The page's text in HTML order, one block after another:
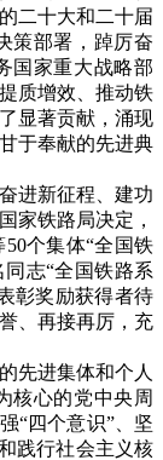
二十大和二十届
策部署，踔厉奋
国家重大战略部
质增效、推动铁
显著贡献，涌现
于奉献的先进典
进新征程、建功
家铁路局决定，
个集体“全国铁
志“全国铁路系
彰奖励获得者待
、再接再厉，充
先进集体和个人
核心的党中央周
“四个意识”、坚
践行社会主义核